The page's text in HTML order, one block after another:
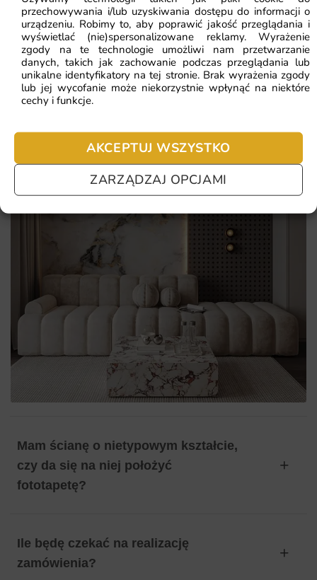
przechowywania i/lub uzyskiwania dostępu do informacji o
urządzeniu. Robimy to, aby poprawić jakość przeglądania i
wyświetlać (nie)spersonalizowane reklamy. Wyrażenie
zgody na te technologie umożliwi nam przetwarzanie
danych, takich jak zachowanie podczas przeglądania lub
unikalne identyfikatory na tej stronie. Brak wyrażenia zgody
lub jej wycofanie może niekorzystnie wpłynąć na niektóre
cechy i funkcje.
AKCEPTUJ WSZYSTKO
ZARZĄDZAJ OPCJAMI
Idealna do pokoju nastolatka oraz kreatywnych przestrzeni.
Najczęściej zadawane pytania
Pomagamy i doradzamy przy każdym zakupie. Ale jeżeli
nie chcesz czekać – sprawdź najczęściej zadawane pytania.
Mam ścianę o nietypowym kształcie,
czy da się na niej położyć
fototapetę?
Ile będę czekać na realizację
zamówienia?